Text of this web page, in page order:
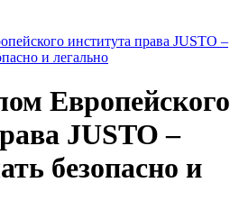
института права JUSTO –
и легально
Европейского
JUSTO –
безопасно и